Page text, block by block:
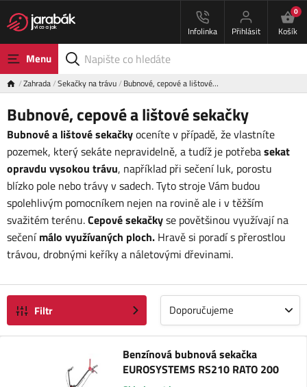
Infolinka Přihlásit
0
Košík
Menu
Zahrada Sekačky na trávu Bubnové, cepové a lištové…
Bubnové, cepové a lištové sekačky
Bubnové a lištové sekačkyoceníte v případě, že vlastníte
pozemek, který sekáte nepravidelně, a tudíž je potřebasekat
opravdu vysokou trávu, například při sečení luk, porostu
blízko pole nebo trávy v sadech. Tyto stroje Vám budou
spolehlivým pomocníkem nejen na rovině ale i v těžším
svažitém terénu.Cepové sekačkyse povětšinou využívají na
sečení málo využívaných ploch. Hravě si poradí s přerostlou
trávou, drobnými keříky a náletovými dřevinami.
Filtr Doporučujeme
Benzínová bubnová sekačka
EUROSYSTEMS RS210 RATO 200